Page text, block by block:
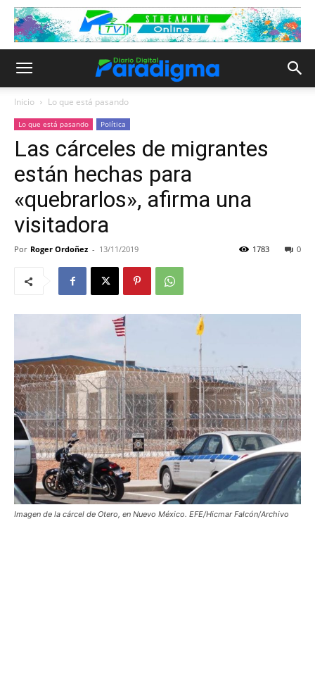
Inicio Lo que está pasando
Lo que está pasando Política
Las cárceles de migrantes
están hechas para
«quebrarlos», afirma una
visitadora
Por Roger Ordoñez - 13/11/2019 0
1783
Imagen de la cárcel de Otero, en Nuevo México. EFE/Hicmar Falcón/Archivo